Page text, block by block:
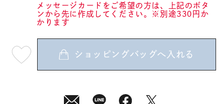
メッセージカードをご希望の方は、上記のボタ
ンから先に作成してください。※別途330円か
かります
08
ショッピングバッグへ入れる